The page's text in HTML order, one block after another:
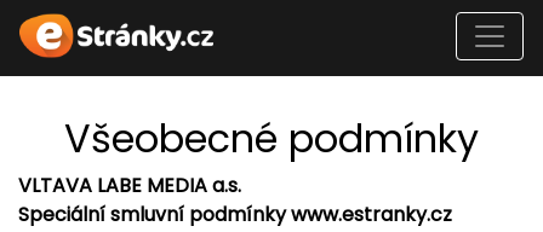
Všeobecné podmínky
VLTAVA LABE MEDIA a.s.
Speciální smluvní podmínky www.estranky.cz